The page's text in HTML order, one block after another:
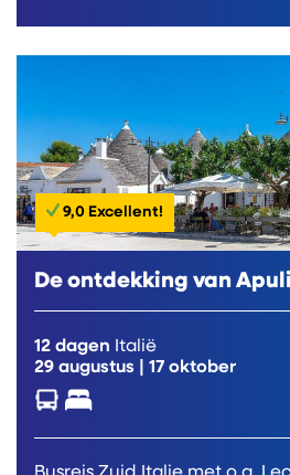
9,0 Excellent!
De ontdekking van
12 dagen Italië
29 augustus
17 oktober